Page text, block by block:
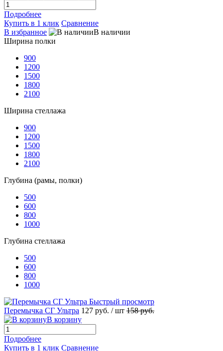
Подробнее
Купить в 1 клик Сравнение
В избранное
В наличии
Ширина полки
900
1200
1500
1800
2100
Ширина стеллажа
900
1200
1500
1800
2100
Глубина (рамы, полки)
500
600
800
1000
Глубина стеллажа
500
600
800
1000
Быстрый просмотр
Перемычка СГ Ультра 127 руб. / шт 158 руб.
В корзину
Подробнее
Купить в 1 клик Сравнение